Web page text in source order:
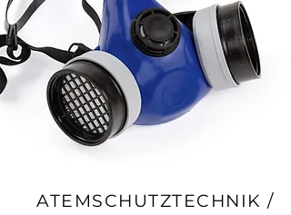
ATEMSCHUTZTECHNIK /